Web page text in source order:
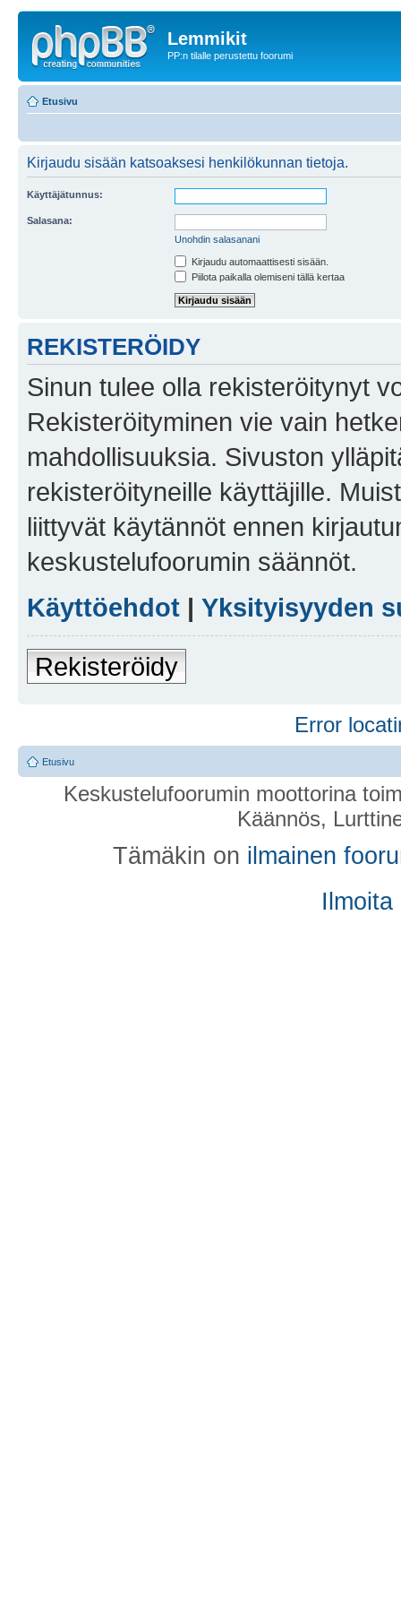
Lemmikit
PP:n tilalle perustettu foorumi
Etusivu
Kirjaudu sisään katsoaksesi henkilökunnan tietoja.
Käyttäjätunnus:
Salasana:
Unohdin salasanani
Kirjaudu automaattisesti sisään.
Piilota paikalla olemiseni tällä kertaa
REKISTERÖIDY
Sinun tulee olla rekisteröitynyt
Rekisteröityminen vie vain
mahdollisuuksia. Sivuston
rekisteröityneille käyttäjille.
liittyvät käytännöt ennen
keskustelufoorumin säännöt.
Käyttöehdot | Yksityisyyden
Rekisteröidy
Error
Etusivu
Keskustelufoorumin moottorina
Käännös,
Tämäkin on ilmainen